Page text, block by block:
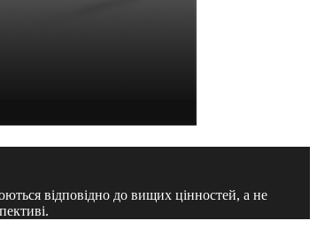
відповідно до вищих цінностей, а не